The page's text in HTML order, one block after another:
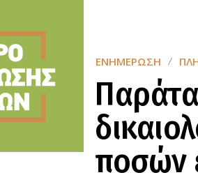
ΕΝΗΜΈΡΩΣΗ
ποσών